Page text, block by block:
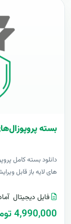
بسته
دانلود بسته کامل
های لایه باز قابل
فایل دیجیتال
4,990,000 تومان